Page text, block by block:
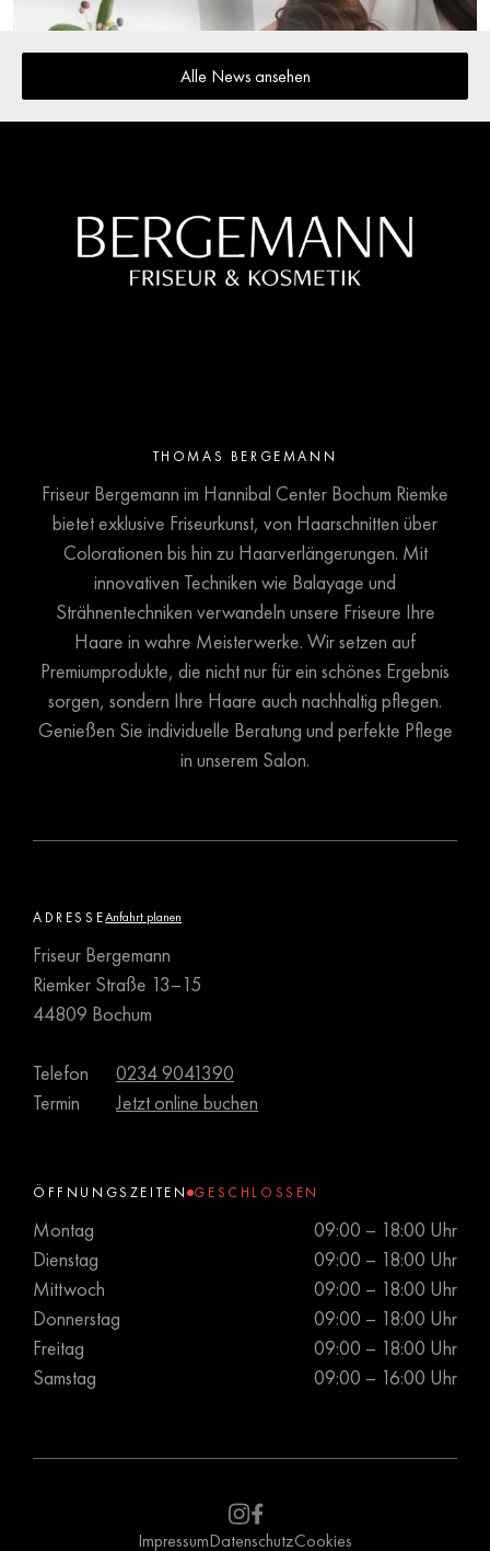
Alle News ansehen
THOMAS BERGEMANN
Friseur Bergemann im Hannibal Center Bochum Riemke
bietet exklusive Friseurkunst, von Haarschnitten über
Colorationen bis hin zu Haarverlängerungen. Mit
innovativen Techniken wie Balayage und
Strähnentechniken verwandeln unsere Friseure Ihre
Haare in wahre Meisterwerke. Wir setzen auf
Premiumprodukte, die nicht nur für ein schönes Ergebnis
sorgen, sondern Ihre Haare auch nachhaltig pflegen.
Genießen Sie individuelle Beratung und perfekte Pflege
in unserem Salon.
ADRESSEAnfahrt planen
Friseur Bergemann
Riemker Straße 13–15
44809 Bochum
Telefon
0234 9041390
Termin
Jetzt online buchen
ÖFFNUNGSZEITEN GESCHLOSSEN
Montag
09:00 – 18:00 Uhr
Dienstag
09:00 – 18:00 Uhr
Mittwoch
09:00 – 18:00 Uhr
Donnerstag
09:00 – 18:00 Uhr
Freitag
09:00 – 18:00 Uhr
Samstag
09:00 – 16:00 Uhr
ImpressumDatenschutzCookies